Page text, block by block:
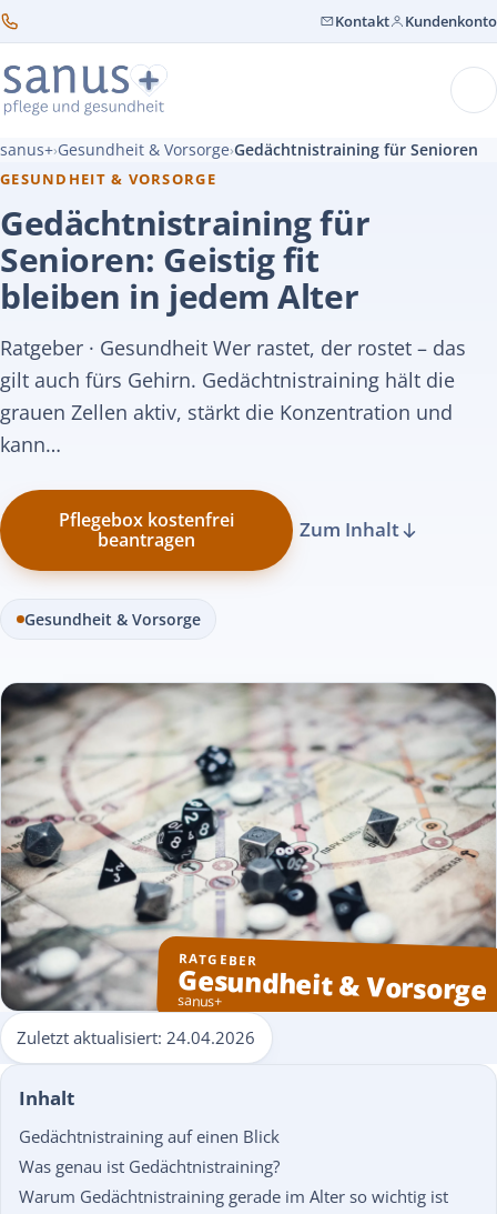
Kontakt Kundenkonto
sanus+›Gesundheit & Vorsorge›Gedächtnistraining für Senioren
GESUNDHEIT & VORSORGE
Gedächtnistraining für
Senioren: Geistig fit
bleiben in jedem Alter
Ratgeber · Gesundheit Wer rastet, der rostet – das
gilt auch fürs Gehirn. Gedächtnistraining hält die
grauen Zellen aktiv, stärkt die Konzentration und
kann…
Pflegebox kostenfrei
beantragen
Zum Inhalt
Gesundheit & Vorsorge
RATGEBER
Gesundheit & Vorsorge
sanus+
Zuletzt aktualisiert:24.04.2026
Inhalt
Gedächtnistraining auf einen Blick
Was genau ist Gedächtnistraining?
Warum Gedächtnistraining gerade im Alter so wichtig ist